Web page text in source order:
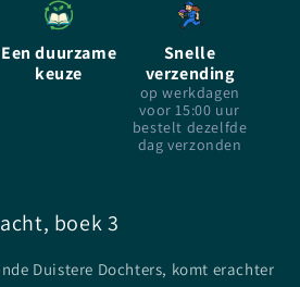
Een duurzame
keuze
Snelle
verzending
op werkdagen
voor 15:00 uur
bestelt dezelfde
dag verzonden
boek 3
Duistere Dochters, komt erachter